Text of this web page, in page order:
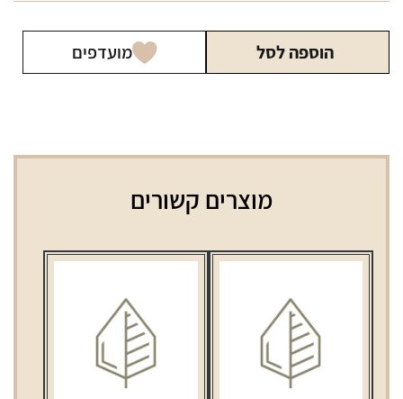
הוספה לסל מועדפים
מוצרים קשורים